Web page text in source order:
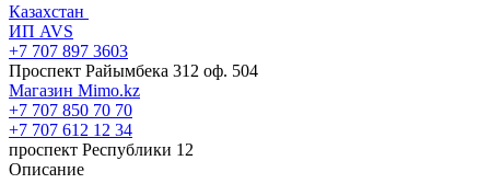
Казахстан
ИП AVS
+7 707 897 3603
Проспект Райымбека 312 оф. 504
Магазин Mimo.kz
+7 707 850 70 70
+7 707 612 12 34
проспект Республики 12
Описание